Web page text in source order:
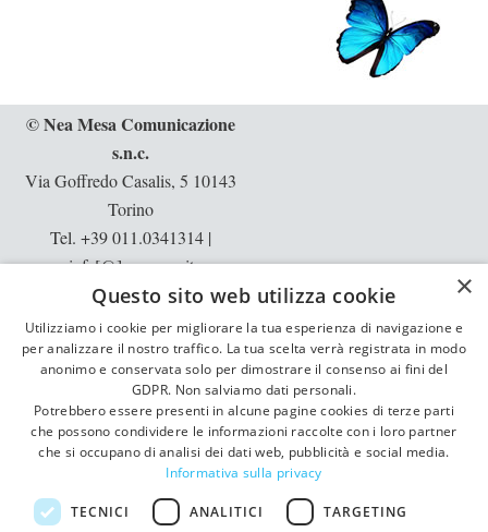
© Nea Mesa Comunicazione
s.n.c.
Via Goffredo Casalis, 5 10143
Torino
Tel. +39 011.0341314 |
info[@]neamesa.it
p.iva: 10397540013 | rea: TO -
1129913
Informative:privacy|cookie
×
Questo sito web utilizza cookie
Utilizziamo i cookie per migliorare la tua esperienza di navigazione e
per analizzare il nostro traffico. La tua scelta verrà registrata in modo
anonimo e conservata solo per dimostrare il consenso ai fini del
GDPR. Non salviamo dati personali.
Potrebbero essere presenti in alcune pagine cookies di terze parti
che possono condividere le informazioni raccolte con i loro partner
che si occupano di analisi dei dati web, pubblicità e social media.
Informativa sulla privacy
TECNICI ANALITICI TARGETING